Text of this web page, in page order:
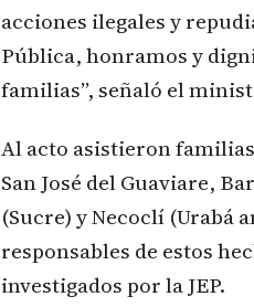
acciones ilegales y
Pública, honramos y
familias”, señaló el
Al acto asistieron
San José del Guaviare,
(Sucre) y Necoclí
responsables de estos
investigados por la JEP.